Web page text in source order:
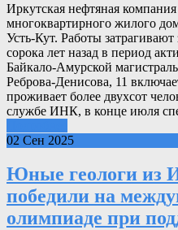
Иркутская нефтяная
многоквартирного жилого
Усть-Кут. Работы
сорока лет назад в период
Байкало-Амурской
Реброва-Денисова, 11
проживает более двухсот
службе ИНК, в конце июля
02 Сен 2025
Юные геологи из
победили на
олимпиаде при